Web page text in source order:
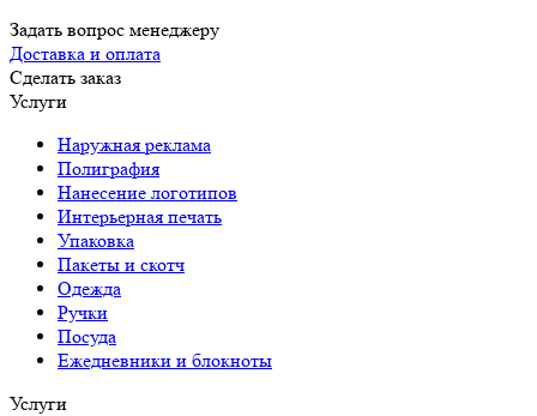
Задать вопрос менеджеру
Доставка и оплата
Сделать заказ
Услуги
Наружная реклама
Полиграфия
Нанесение логотипов
Интерьерная печать
Упаковка
Пакеты и скотч
Одежда
Ручки
Посуда
Ежедневники и блокноты
Услуги